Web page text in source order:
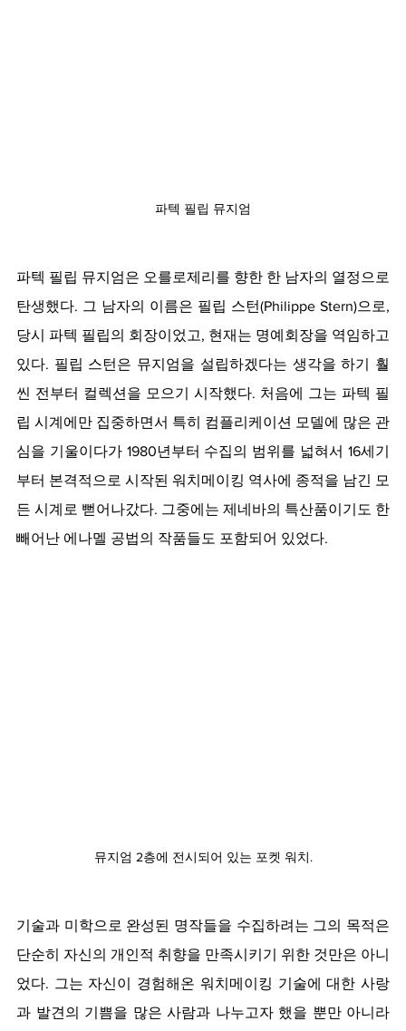
파텍 필립 뮤지엄
파텍 필립 뮤지엄은 오를로제리를 향한 한 남자의 열정으로
탄생했다. 그 남자의 이름은 필립 스턴(Philippe Stern)으로,
당시 파텍 필립의 회장이었고, 현재는 명예회장을 역임하고
있다. 필립 스턴은 뮤지엄을 설립하겠다는 생각을 하기 훨
씬 전부터 컬렉션을 모으기 시작했다. 처음에 그는 파텍 필
립 시계에만 집중하면서 특히 컴플리케이션 모델에 많은 관
심을 기울이다가 1980년부터 수집의 범위를 넓혀서 16세기
부터 본격적으로 시작된 워치메이킹 역사에 종적을 남긴 모
든 시계로 뻗어나갔다. 그중에는 제네바의 특산품이기도 한
빼어난 에나멜 공법의 작품들도 포함되어 있었다.
뮤지엄 2층에 전시되어 있는 포켓 워치.
기술과 미학으로 완성된 명작들을 수집하려는 그의 목적은
단순히 자신의 개인적 취향을 만족시키기 위한 것만은 아니
었다. 그는 자신이 경험해온 워치메이킹 기술에 대한 사랑
과 발견의 기쁨을 많은 사람과 나누고자 했을 뿐만 아니라